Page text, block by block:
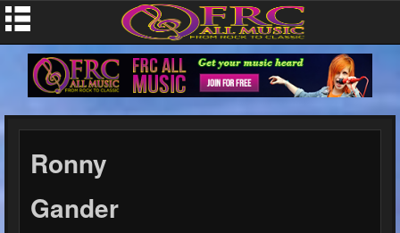
Ronny
Gander